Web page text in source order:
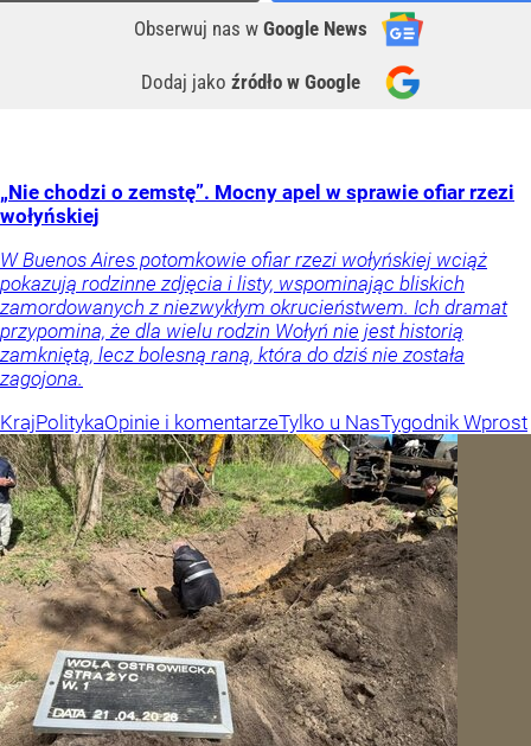
Obserwuj nas w Google News
Dodaj jako źródło w Google
„Nie chodzi o zemstę”. Mocny apel w sprawie ofiar rzezi
wołyńskiej
W Buenos Aires potomkowie ofiar rzezi wołyńskiej wciąż
pokazują rodzinne zdjęcia i listy, wspominając bliskich
zamordowanych z niezwykłym okrucieństwem. Ich dramat
przypomina, że dla wielu rodzin Wołyń nie jest historią
zamkniętą, lecz bolesną raną, która do dziś nie została
zagojona.
KrajPolitykaOpinie i komentarzeTylko u NasTygodnik Wprost